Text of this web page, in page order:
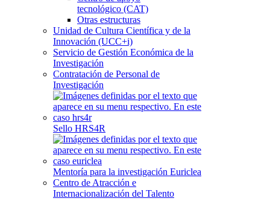
tecnológico (CAT)
Otras estructuras
Unidad de Cultura Científica y de la
Innovación (UCC+i)
Servicio de Gestión Económica de la
Investigación
Contratación de Personal de
Investigación
Sello HRS4R
Mentoría para la investigación Euriclea
Centro de Atracción e
Internacionalización del Talento